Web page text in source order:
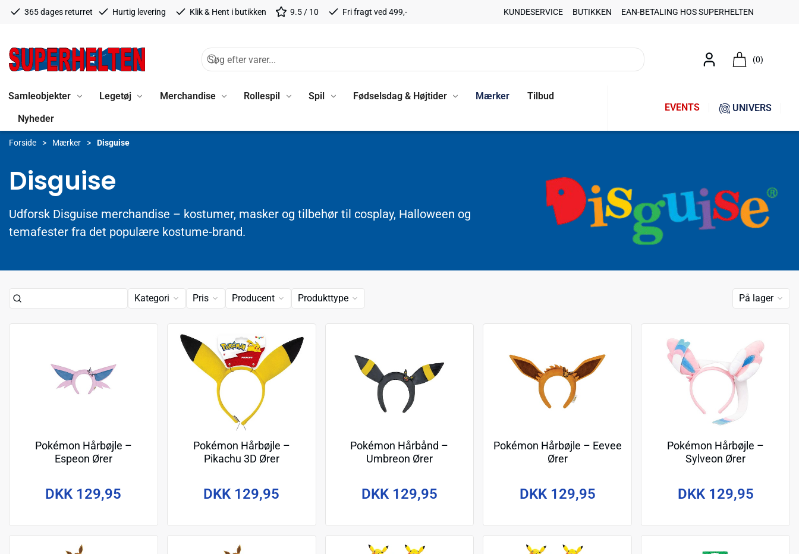
365 dages returret Hurtig levering Klik & Hent i butikken 9.5 / 10 Fri fragt ved 499,- KUNDESERVICE BUTIKKEN EAN-BETALING HOS SUPERHELTEN
(0)
Samleobjekter Legetøj Merchandise Rollespil Spil Fødselsdag & Højtider Mærker
Tilbud
Nyheder
EVENTS UNIVERS
Forside Mærker Disguise
Disguise
Udforsk Disguise merchandise – kostumer, masker og tilbehør til cosplay, Halloween og
temafester fra det populære kostume-brand.
Kategori Pris Producent Produkttype På lager
Pokémon Hårbøjle –
Espeon Ører
DKK 129,95
Pokémon Hårbøjle –
Pikachu 3D Ører
DKK 129,95
Pokémon Hårbånd –
Umbreon Ører
DKK 129,95
Pokémon Hårbøjle – Eevee
Ører
DKK 129,95
Pokémon Hårbøjle –
Sylveon Ører
DKK 129,95